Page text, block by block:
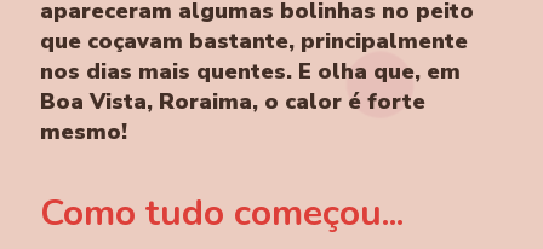
apareceram algumas bolinhas no peito
que coçavam bastante, principalmente
nos dias mais quentes. E olha que, em
Boa Vista, Roraima, o calor é forte
mesmo!
Como tudo começou...